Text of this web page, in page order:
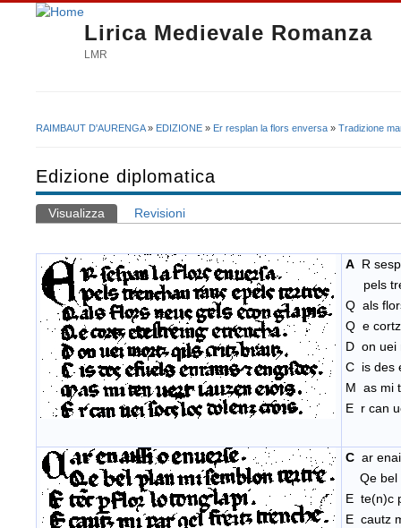
Lirica Medievale Romanza
LMR
RAIMBAUT D'AURENGA» EDIZIONE » Er resplan la flors enversa » Tradizione
Edizione diplomatica
Schede primarie
Visualizza (scheda attiva)
Revisioni
A R
pels
Q als
Q e
D on uei
C is des
M as mi
E r can
C ar
Qe bel
E te(n)c
E cautz